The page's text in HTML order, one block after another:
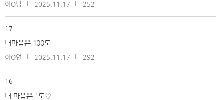
이O남 2025.11.17 252
17
내마음은 100도
이O연 2025.11.17 292
16
내 마음은 1도♡